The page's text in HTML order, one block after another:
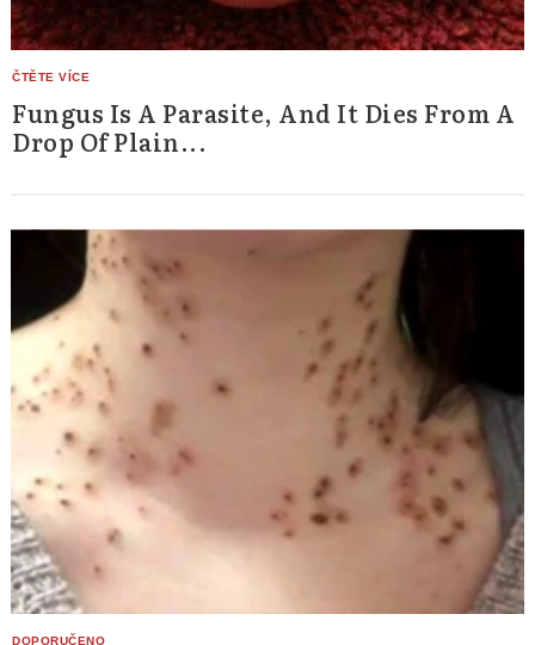
Fungus Is A Parasite, And It Dies From A
Drop Of Plain...